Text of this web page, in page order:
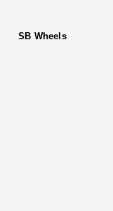
SB Wheels